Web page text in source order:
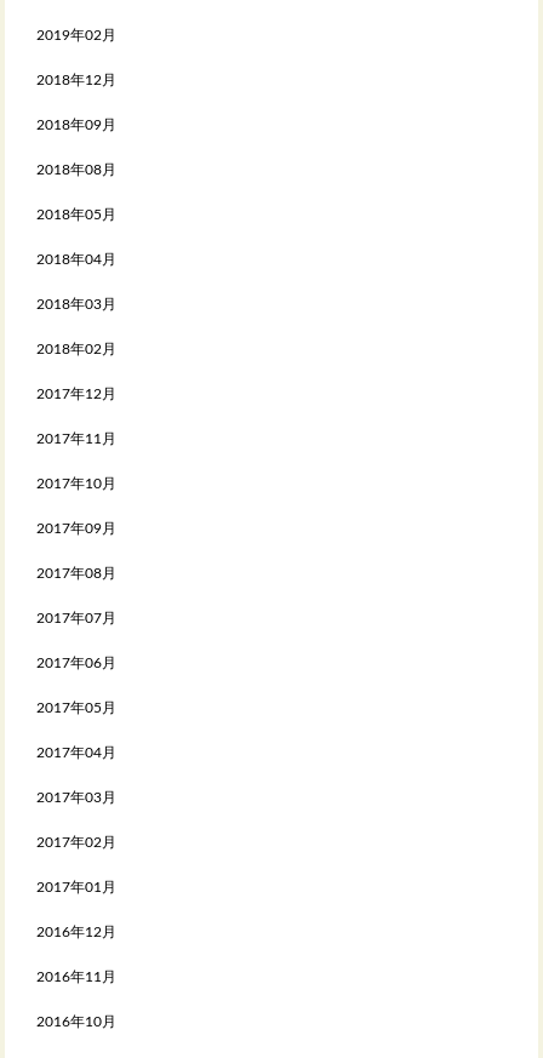
2019年02月
2018年12月
2018年09月
2018年08月
2018年05月
2018年04月
2018年03月
2018年02月
2017年12月
2017年11月
2017年10月
2017年09月
2017年08月
2017年07月
2017年06月
2017年05月
2017年04月
2017年03月
2017年02月
2017年01月
2016年12月
2016年11月
2016年10月